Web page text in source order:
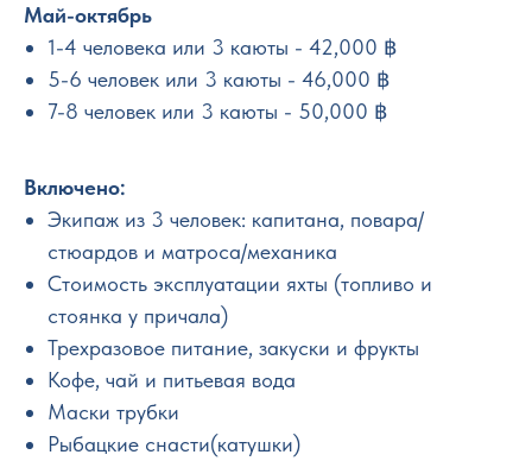
Май-октябрь
1-4 человека или 3 каюты - 42,000 ฿
5-6 человек или 3 каюты - 46,000 ฿
7-8 человек или 3 каюты - 50,000 ฿
Включено:
Экипаж из 3 человек: капитана, повара/
стюардов и матроса/механика
Стоимость эксплуатации яхты (топливо и
стоянка у причала)
Трехразовое питание, закуски и фрукты
Кофе, чай и питьевая вода
Маски трубки
Рыбацкие снасти(катушки)